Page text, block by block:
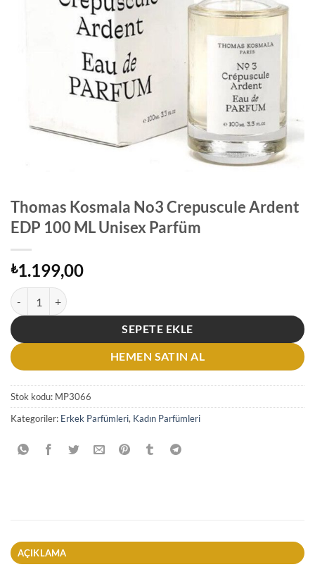
Thomas Kosmala No3 Crepuscule Ardent
EDP 100 ML Unisex Parfüm
₺1.199,00
Thomas Kosmala No3 Crepuscule Ardent EDP 100 ML Unisex
SEPETE EKLE
HEMEN SATIN AL
Stok kodu: MP3066
Kategoriler: Erkek Parfümleri, Kadın Parfümleri
AÇIKLAMA